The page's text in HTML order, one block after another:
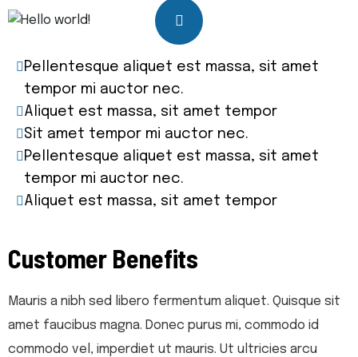
Pellentesque aliquet est massa, sit amet
tempor mi auctor nec.
Aliquet est massa, sit amet tempor
Sit amet tempor mi auctor nec.
Pellentesque aliquet est massa, sit amet
tempor mi auctor nec.
Aliquet est massa, sit amet tempor
Customer Benefits​
Mauris a nibh sed libero fermentum aliquet. Quisque sit
amet faucibus magna. Donec purus mi, commodo id
commodo vel, imperdiet ut mauris. Ut ultricies arcu